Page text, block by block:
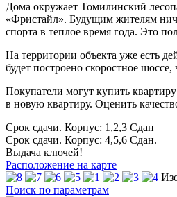
Дома окружает Томилинский
«Фристайл». Будущим жителям
спорта в теплое время года. Это
На территории объекта уже есть
будет построено скоростное
Покупатели могут купить
в новую квартиру. Оценить
Срок сдачи. Корпус: 1,2,3 Сдан
Срок сдачи. Корпус: 4,5,6 Сдан.
Выдача ключей!
Расположение на карте
Поиск по параметрам